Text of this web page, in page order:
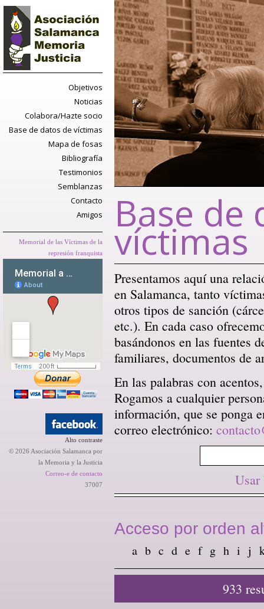
Objetivos
Noticias
Colabora/Hazte socio
Base de datos de víctimas
Mapa de fosas
Bibliografía
Testimonios
Semblanzas
Contacto
Amigos
Memorial de las Víctimas de la
represión franquista
Alto contraste
© 2026 Asociación Salamanca por
la Memoria y la Justicia
Correo-e de contacto
37007
Base de
víctimas
Presentamos aquí una
en Salamanca, tanto
otros tipos de sanción
etc.). En cada caso
basándonos en las fuentes
familiares, documentos de
En las palabras con
Rogamos a cualquier
información, que se ponga
correo electrónico:
Usar
Acceso por orden
a b c d e f g h i j
933